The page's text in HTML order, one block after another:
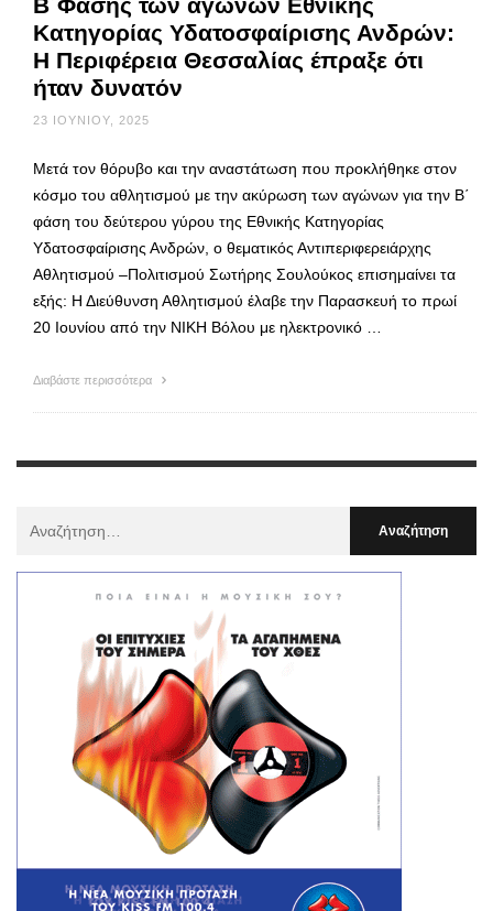
Β΄Φάσης των αγώνων Εθνικής
Κατηγορίας Υδατοσφαίρισης Ανδρών:
Η Περιφέρεια Θεσσαλίας έπραξε ότι
ήταν δυνατόν
23 ΙΟΥΝΊΟΥ, 2025
Μετά τον θόρυβο και την αναστάτωση που προκλήθηκε στον
κόσμο του αθλητισμού με την ακύρωση των αγώνων για την Β΄
φάση του δεύτερου γύρου της Εθνικής Κατηγορίας
Υδατοσφαίρισης Ανδρών, ο θεματικός Αντιπεριφερειάρχης
Αθλητισμού –Πολιτισμού Σωτήρης Σουλούκος επισημαίνει τα
εξής: Η Διεύθυνση Αθλητισμού έλαβε την Παρασκευή το πρωί
20 Ιουνίου από την ΝΙΚΗ Βόλου με ηλεκτρονικό …
Διαβάστε περισσότερα
: